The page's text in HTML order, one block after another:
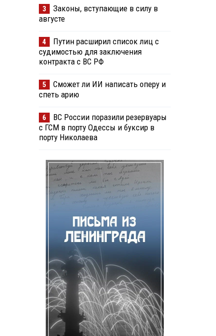
3
Законы, вступающие в силу в
августе
4
Путин расширил список лиц с
судимостью для заключения
контракта с ВС РФ
5
Сможет ли ИИ написать оперу и
спеть арию
6
ВС России поразили резервуары
с ГСМ в порту Одессы и буксир в
порту Николаева